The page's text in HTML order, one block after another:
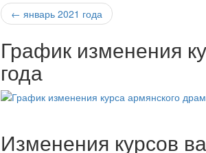
← январь 2021 года
График изменения
года
Изменения курсов